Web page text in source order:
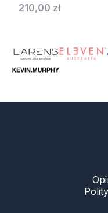
Cena
210,00 zł